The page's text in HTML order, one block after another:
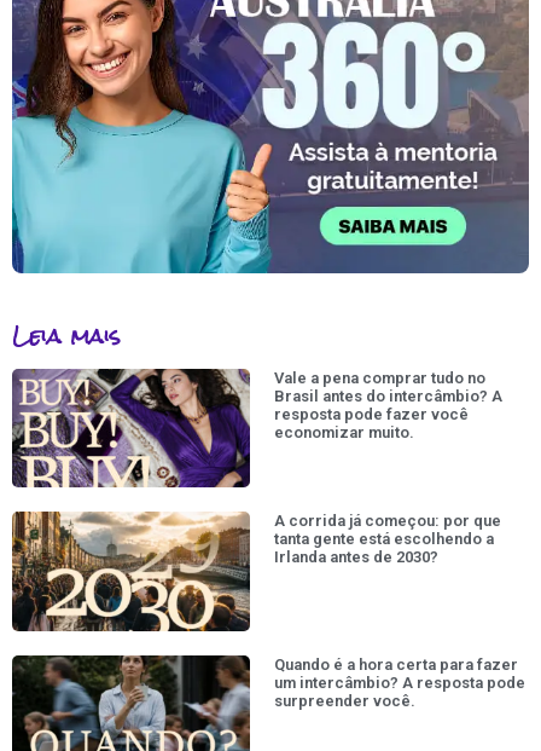
Leia mais
Vale a pena comprar tudo no
Brasil antes do intercâmbio? A
resposta pode fazer você
economizar muito.
A corrida já começou: por que
tanta gente está escolhendo a
Irlanda antes de 2030?
Quando é a hora certa para fazer
um intercâmbio? A resposta pode
surpreender você.